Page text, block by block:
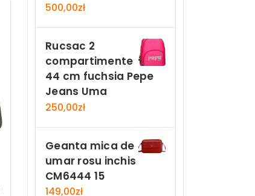
500,00zł
Rucsac 2
compartimente
44 cm fuchsia Pepe
Jeans Uma
250,00zł
Geanta mica de
umar rosu inchis
CM6444 15
149,00zł